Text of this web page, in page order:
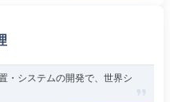
・システムの開発で、世界シ